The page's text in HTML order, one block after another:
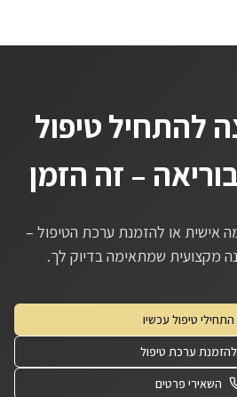
להתחיל טיפול
– זה הזמן
אישית או להזמנת ערכת הטיפול –
מקצועית שמתאימה בדיוק לך.
התחילי טיפול עכשיו
להזמנת ערכת טיפול
השאירי פרטים